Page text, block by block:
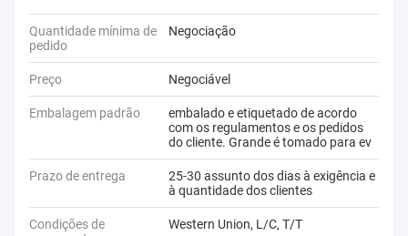
Quantidade mínima de
pedido
Negociação
Preço Negociável
Embalagem padrão
embalado e etiquetado de acordo
com os regulamentos e os pedidos
do cliente. Grande é tomado para ev
Prazo de entrega
25-30 assunto dos dias à exigência e
à quantidade dos clientes
Condições de
Western Union, L/C, T/T